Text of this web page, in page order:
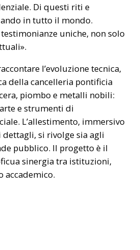
Di questi riti e
in tutto il mondo.
uniche, non solo
l’evoluzione tecnica,
della cancelleria pontificia
piombo e metalli nobili:
e strumenti di
L’allestimento, immersivo
si rivolge sia agli
pubblico. Il progetto è il
sinergia tra istituzioni,
accademico.